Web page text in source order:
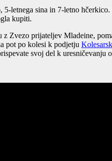
letnega sina in 7-letno
kupiti.
Zvezo prijateljev Mladeine,
pot po kolesi k podjetju
svoj del k uresničevanju